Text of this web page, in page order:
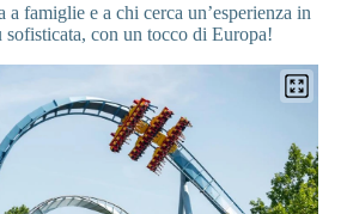
a famiglie e a chi cerca un’esperienza in
sofisticata, con un tocco di Europa!